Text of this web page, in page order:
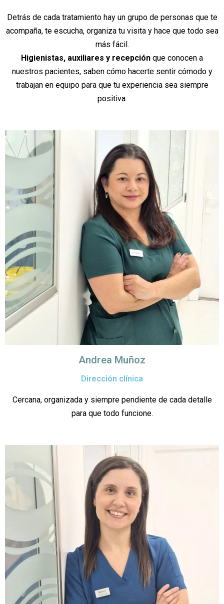
Detrás de cada tratamiento hay un grupo de personas que te
acompaña, te escucha, organiza tu visita y hace que todo sea
más fácil.
Higienistas, auxiliares y recepción que conocen a
nuestros pacientes, saben cómo hacerte sentir cómodo y
trabajan en equipo para que tu experiencia sea siempre
positiva.
Andrea Muñoz
Dirección clínica
Cercana, organizada y siempre pendiente de cada detalle
para que todo funcione.